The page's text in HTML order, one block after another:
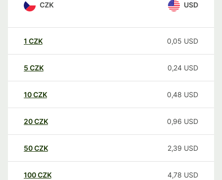
CZK USD
1 CZK 0,05 USD
5 CZK 0,24 USD
10CZK 0,48 USD
20CZK 0,96 USD
50CZK 2,39 USD
100CZK 4,78 USD